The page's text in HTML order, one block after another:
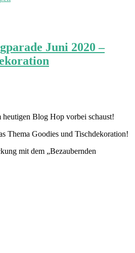
Juni 2020 –
heutigen Blog Hop vorbei schaust!
Thema Goodies und Tischdekoration!
mit dem „Bezaubernden